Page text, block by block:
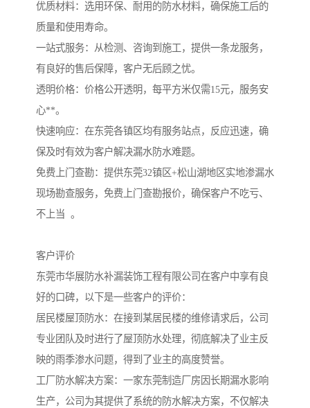
优质材料：选用环保、耐用的防水材料，确保施工后的
质量和使用寿命。
一站式服务：从检测、咨询到施工，提供一条龙服务，
有良好的售后保障，客户无后顾之忧。
透明价格：价格公开透明，每平方米仅需15元，服务安
心**。
快速响应：在东莞各镇区均有服务站点，反应迅速，确
保及时有效为客户解决漏水防水难题。
免费上门查勘：提供东莞32镇区+松山湖地区实地渗漏水
现场勘查服务，免费上门查勘报价，确保客户不吃亏、
不上当  。
客户评价
东莞市华展防水补漏装饰工程有限公司在客户中享有良
好的口碑，以下是一些客户的评价：
居民楼屋顶防水：在接到某居民楼的维修请求后，公司
专业团队及时进行了屋顶防水处理，彻底解决了业主反
映的雨季渗水问题，得到了业主的高度赞誉。
工厂防水解决方案：一家东莞制造厂房因长期漏水影响
生产，公司为其提供了系统的防水解决方案，不仅解决